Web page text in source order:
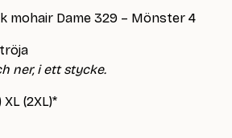
mohair Dame 329 – Mönster 4
ner, i ett stycke.
(2XL)*